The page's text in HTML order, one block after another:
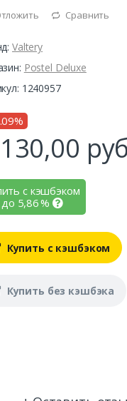
Сравнить
Valtery
Postel Deluxe
1240957
с кэшбэком
до 5,86%
Купить с кэшбэком
Купить без кэшбэка